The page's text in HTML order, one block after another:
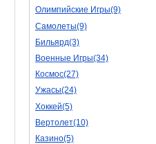
Боевик(8)
Головоломка(5)
Rpg(3)
Пошаговые Игры(15)
Пазлы(56)
Исторические(16)
Обучающие(5)
Олимпийские Игры(9)
Самолеты(9)
Бильярд(3)
Военные Игры(34)
Космос(27)
Ужасы(24)
Хоккей(5)
Вертолет(10)
Казино(5)